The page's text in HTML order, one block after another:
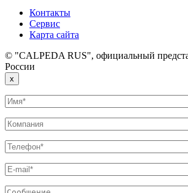
Контакты
Сервис
Карта сайта
© "CALPEDA RUS", официальный
России
x